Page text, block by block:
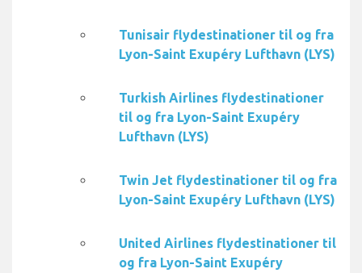
Tunisair flydestinationer til og fra
Lyon-Saint Exupéry Lufthavn (LYS)
Turkish Airlines flydestinationer
til og fra Lyon-Saint Exupéry
Lufthavn (LYS)
Twin Jet flydestinationer til og fra
Lyon-Saint Exupéry Lufthavn (LYS)
United Airlines flydestinationer til
og fra Lyon-Saint Exupéry